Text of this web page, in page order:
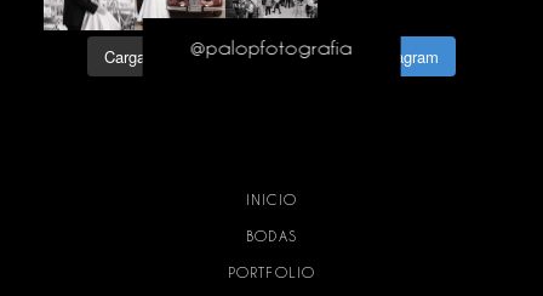
@palopfotografia
Cargar más... Síguenos en Instagram
INICIO
BODAS
PORTFOLIO